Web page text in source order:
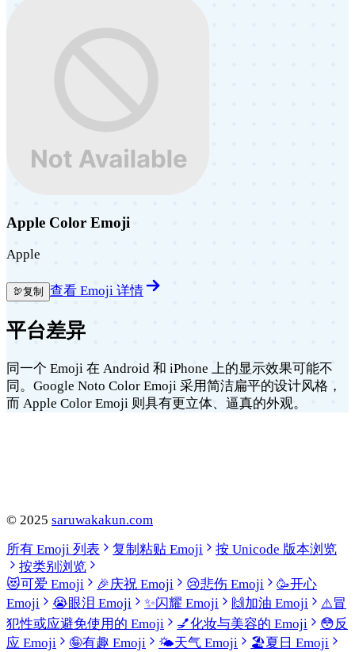
Apple Color Emoji
Apple
🦃复制 查看 Emoji 详情
平台差异
同一个 Emoji 在 Android 和 iPhone 上的显示效果可能不
同。Google Noto Color Emoji 采用简洁扁平的设计风格，
而 Apple Color Emoji 则具有更立体、逼真的外观。
© 2025 saruwakakun.com
所有 Emoji 列表
复制粘贴 Emoji
按 Unicode 版本浏览
按类别浏览
😻可爱 Emoji 🎉庆祝 Emoji 😢悲伤 Emoji 🥳开心
Emoji
😭眼泪 Emoji ✨闪耀 Emoji 🙌 加油 Emoji ⚠️冒
犯性或应避免使用的 Emoji
💅化妆与美容的 Emoji 😳反
应 Emoji
🤪有趣 Emoji 🌤️天气 Emoji 🏖️夏日 Emoji